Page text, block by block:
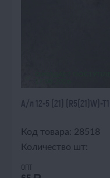
А/л 12-5 (21) (R5(21)W)-
Код товара: 28518
Количество шт:
опт